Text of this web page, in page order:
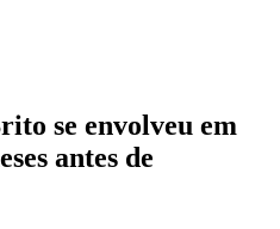
se envolveu em
antes de